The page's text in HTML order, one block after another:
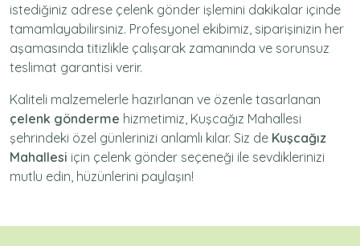
istediğiniz adrese çelenk gönder işlemini dakikalar içinde
tamamlayabilirsiniz. Profesyonel ekibimiz, siparişinizin her
aşamasında titizlikle çalışarak zamanında ve sorunsuz
teslimat garantisi verir.
Kaliteli malzemelerle hazırlanan ve özenle tasarlanan
çelenk gönderme hizmetimiz, Kuşcağız Mahallesi
şehrindeki özel günlerinizi anlamlı kılar. Siz de Kuşcağız
Mahallesi için çelenk gönder seçeneği ile sevdiklerinizi
mutlu edin, hüzünlerini paylaşın!